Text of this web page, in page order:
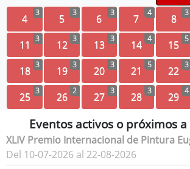
4 3 5 3 6 3 7 4 8 3
11 3 12 3 13 3 14 4 15 5
18 3 19 3 20 3 21 5 22 3
25 3 26 2 27 3 28 3 29 4
Eventos activos o próximos
XLIV Premio Internacional de Pintura
Del 10-07-2026 al 22-08-2026